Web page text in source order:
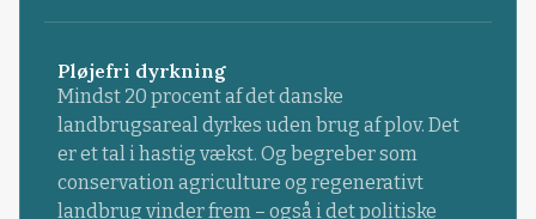
Pløjefri dyrkning
Mindst 20 procent af det danske
landbrugsareal dyrkes uden brug af plov. Det
er et tal i hastig vækst. Og begreber som
conservation agriculture og regenerativt
landbrug vinder frem – også i det politiske